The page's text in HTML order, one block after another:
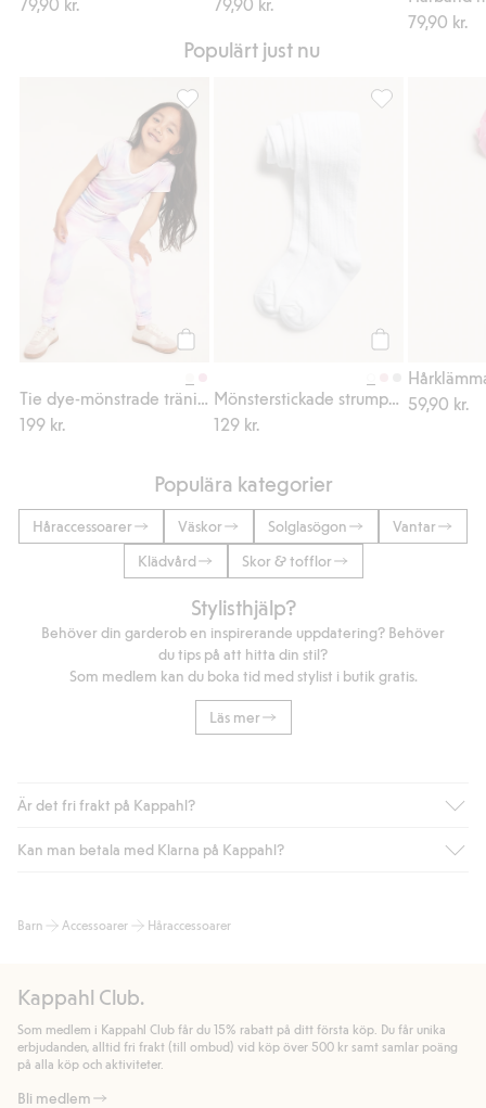
79,90 kr.
Populärt just nu
Köp
199 kr.
Tie dye-mönstrade träningsleggings i
129 kr.
59,90 kr.
Populära kategorier
Håraccessoarer Väskor Solglasögon
Vantar
Klädvård
Skor & tofflor
Stylisthjälp?
Behöver din garderob en inspirerande uppdatering? Behöver
du tips på att hitta din stil?
Som medlem kan du boka tid med stylist i butik gratis.
Läs mer
Är det fri frakt på Kappahl?
Är du medlem i Kappahl Club har du alltid gratis frakt till butik
automatik efter du loggat in och identifierats som medlem.
handlar för.
Läs mer
Kan man betala med Klarna på Kappahl?
bland annat faktura och swish men även andra betalningssätt.
allmänna villkor.
Läs mer
Barn Accessoarer Håraccessoarer
Kappahl Club.
Som medlem i Kappahl Club får du 15% rabatt på ditt första köp. Du får unika
erbjudanden, alltid fri frakt (till ombud) vid köp över 500 kr samt samlar poäng
på alla köp och aktiviteter.
Bli medlem